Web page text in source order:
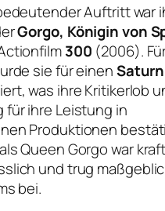
Auftritt war
Gorgo, Königin von
300 (2006).
sie für einenSaturn
was ihre Kritikerlob
für ihre Leistung in
Produktionen
Queen Gorgo war
und trug
bei.